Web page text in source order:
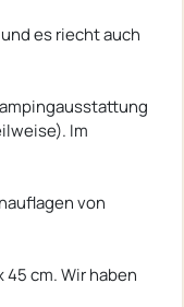
es riecht auch
Im
von
cm. Wir haben